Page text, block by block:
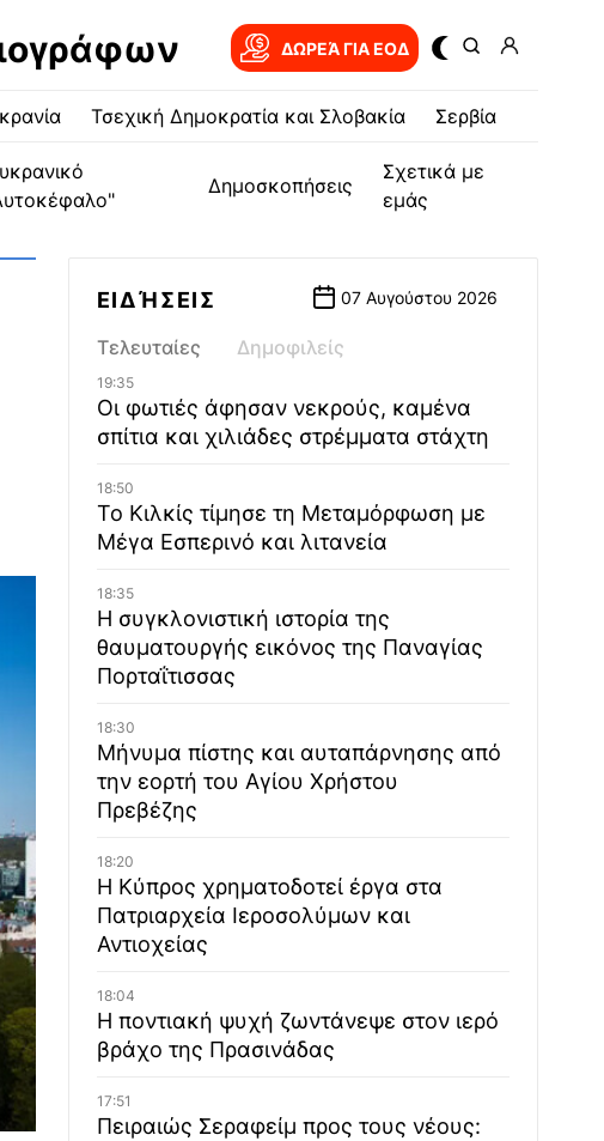
ΔΩΡΕΆ ΓΙΑ EOΔ
Τσεχική Δημοκρατία και Σλοβακία Σερβία
Δημοσκοπήσεις
Σχετικά με
εμάς
ΕΙΔΉΣΕΙΣ 07 Αυγούστου 2026
Τελευταίες Δημοφιλείς
19:35
Οι φωτιές άφησαν νεκρούς, καμένα
σπίτια και χιλιάδες στρέμματα στάχτη
18:50
Το Κιλκίς τίμησε τη Μεταμόρφωση με
Μέγα Εσπερινό και λιτανεία
18:35
Η συγκλονιστική ιστορία της
θαυματουργής εικόνος της Παναγίας
Πορταΐτισσας
18:30
Μήνυμα πίστης και αυταπάρνησης από
την εορτή του Αγίου Χρήστου
Πρεβέζης
18:20
Η Κύπρος χρηματοδοτεί έργα στα
Πατριαρχεία Ιεροσολύμων και
Αντιοχείας
18:04
Η ποντιακή ψυχή ζωντάνεψε στον ιερό
βράχο της Πρασινάδας
17:51
Πειραιώς Σεραφείμ προς τους νέους: